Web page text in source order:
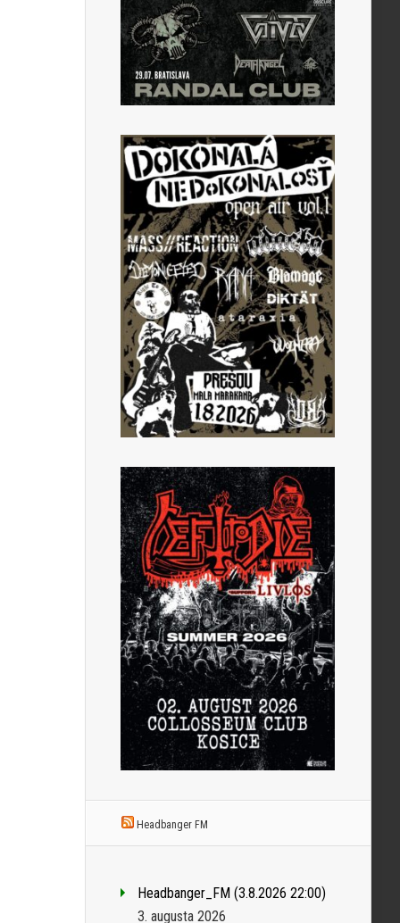
Headbanger FM
Headbanger_FM (3.8.2026 22:00)
3. augusta 2026